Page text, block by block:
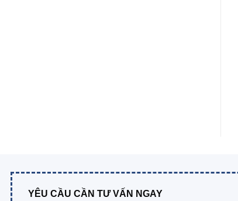
YÊU CẦU CẦN TƯ VẤN NGAY